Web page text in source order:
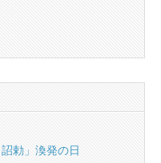
勅」渙発の日